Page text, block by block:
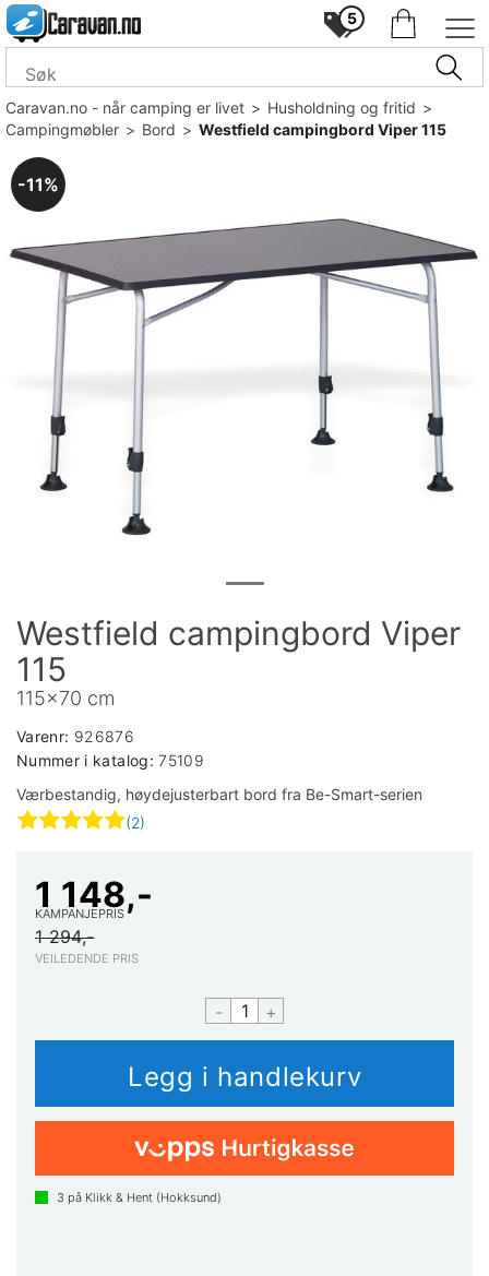
5
Caravan.no - når camping er livet>Husholdning og fritid>
Campingmøbler>Bord>Westfield campingbord Viper 115
11%
Westfield campingbord Viper
115
115x70 cm
Varenr: 926876
Nummer i katalog:75109
Værbestandig, høydejusterbart bord fra Be-Smart-serien
(2)
1 148,-
KAMPANJEPRIS
1 294,-
VEILEDENDE PRIS
- +
3 på Klikk & Hent (Hokksund)